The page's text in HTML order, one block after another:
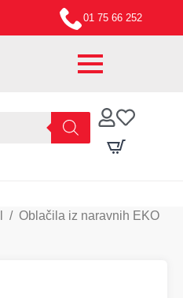
01 75 66 252
Oblačila iz naravnih EKO